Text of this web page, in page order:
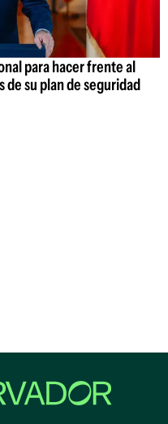
para hacer frente al
de su plan de seguridad